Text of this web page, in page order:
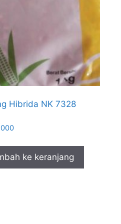
Hibrida NK 7328
ke keranjang